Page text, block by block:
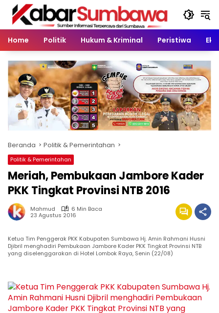
Langsung
konten
Home
Politik Hukum & Kriminal Peristiwa
Beranda Politik & Pemerintahan
Politik & Pemerintahan
Meriah, Pembukaan Jambore Kader
PKK Tingkat Provinsi NTB 2016
Mahmud
6 Min Baca
23 Agustus 2016
Ketua Tim Penggerak PKK Kabupaten Sumbawa Hj. Amin Rahmani Husni
Djibril menghadiri Pembukaan Jambore Kader PKK Tingkat Provinsi NTB
yang diselenggarakan di Hotel Lombok Raya, Senin (22/08)